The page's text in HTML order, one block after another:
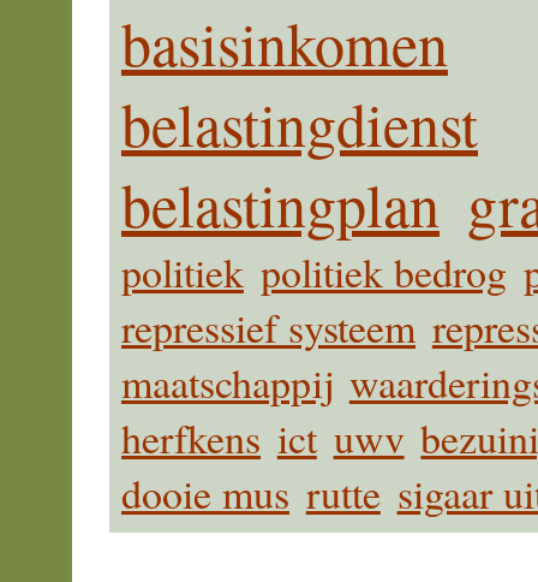
basisinkomen
belastingdienst
belastingplan
politiek politiek bedrog
repressief systeem
maatschappij
herfkens ict uwv
dooie mus rutte sigaar